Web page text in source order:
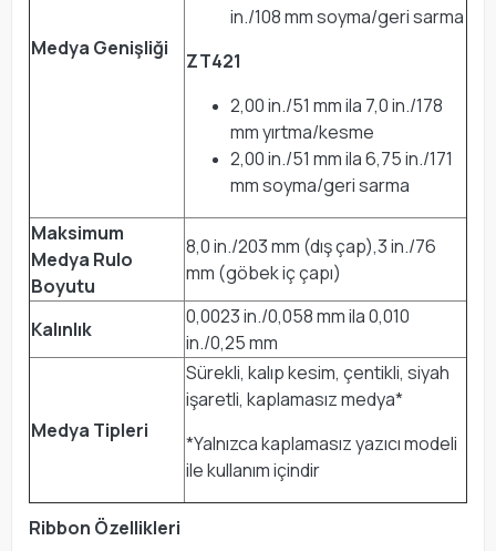
Medya Genişliği
in./108 mm soyma/geri sarma
ZT421
2,00 in./51 mm ila 7,0 in./178
mm yırtma/kesme
2,00 in./51 mm ila 6,75 in./171
mm soyma/geri sarma
Maksimum
Medya Rulo
Boyutu
8,0 in./203 mm (dış çap),3 in./76
mm (göbek iç çapı)
Kalınlık
0,0023 in./0,058 mm ila 0,010
in./0,25 mm
Medya Tipleri
Sürekli, kalıp kesim, çentikli, siyah
işaretli, kaplamasız medya*
*Yalnızca kaplamasız yazıcı modeli
ile kullanım içindir
Ribbon Özellikleri